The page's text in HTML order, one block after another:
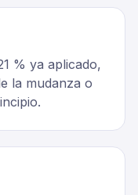
% ya aplicado,
la mudanza o